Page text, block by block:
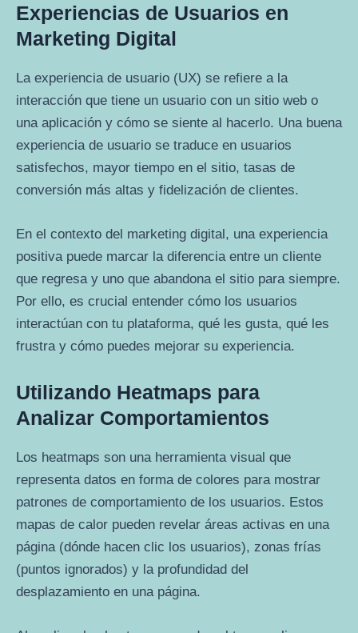
Experiencias de Usuarios en
Marketing Digital
La experiencia de usuario (UX) se refiere a la
interacción que tiene un usuario con un sitio web o
una aplicación y cómo se siente al hacerlo. Una buena
experiencia de usuario se traduce en usuarios
satisfechos, mayor tiempo en el sitio, tasas de
conversión más altas y fidelización de clientes.
En el contexto del marketing digital, una experiencia
positiva puede marcar la diferencia entre un cliente
que regresa y uno que abandona el sitio para siempre.
Por ello, es crucial entender cómo los usuarios
interactúan con tu plataforma, qué les gusta, qué les
frustra y cómo puedes mejorar su experiencia.
Utilizando Heatmaps para
Analizar Comportamientos
Los heatmaps son una herramienta visual que
representa datos en forma de colores para mostrar
patrones de comportamiento de los usuarios. Estos
mapas de calor pueden revelar áreas activas en una
página (dónde hacen clic los usuarios), zonas frías
(puntos ignorados) y la profundidad del
desplazamiento en una página.